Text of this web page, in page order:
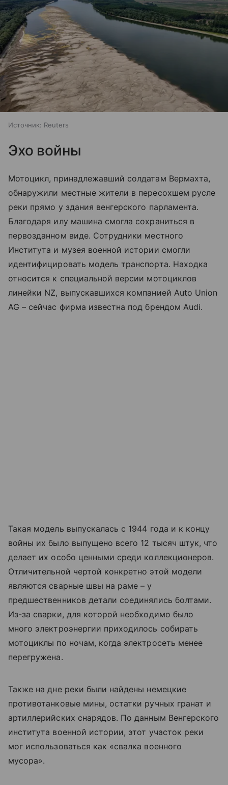
Источник: Reuters
Эхо войны
Мотоцикл, принадлежавший солдатам Вермахта,
обнаружили местные жители в пересохшем русле
реки прямо у здания венгерского парламента.
Благодаря илу машина смогла сохраниться в
первозданном виде. Сотрудники местного
Института и музея военной истории смогли
идентифицировать модель транспорта. Находка
относится к специальной версии мотоциклов
линейки NZ, выпускавшихся компанией Auto Union
AG – сейчас фирма известна под брендом Audi.
Такая модель выпускалась с 1944 года и к концу
войны их было выпущено всего 12 тысяч штук, что
делает их особо ценными среди коллекционеров.
Отличительной чертой конкретно этой модели
являются сварные швы на раме – у
предшественников детали соединялись болтами.
Из-за сварки, для которой необходимо было
много электроэнергии приходилось собирать
мотоциклы по ночам, когда электросеть менее
перегружена.
Также на дне реки были найдены немецкие
противотанковые мины, остатки ручных гранат и
артиллерийских снарядов. По данным Венгерского
института военной истории, этот участок реки
мог использоваться как «свалка военного
мусора».